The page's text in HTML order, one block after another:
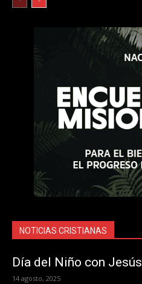
NOTICIAS CRISTIANAS
Día del Niño con Jesús
14 agosto, 2025